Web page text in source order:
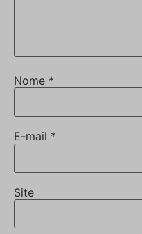
Nome *
E-mail *
Site